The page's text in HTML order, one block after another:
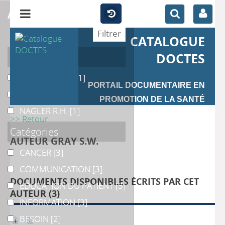
CATALOGUE
DOCTES
PORTAIL DOCUMENTAIRE EN
PROMOTION DE LA SANTÉ
>> Retour
AUTEUR GRAY S.W.
DOCUMENTS DISPONIBLES ÉCRITS PAR CET
AUTEUR (3)
affiner
Auteur
GALARCE E.M.
[1]
LEE C.J.
NAGLER R.H.
NAGLER R.H. [1]
Catégories
CANCER
CANCER [3]
COMMUNICATION
COMMUNICATION [3]
EDUCATION DU PATIENT
EDUCATION DU PATIENT[3]
INFORMATION
INFORMATION[3]
BESOIN
BESOIN [2]